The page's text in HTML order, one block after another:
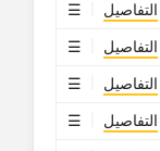
التفاصيل
التفاصيل
التفاصيل
التفاصيل